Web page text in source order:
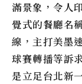
滿景象，令人
覺式的餐廳名
線，主打美墨
球賽轉播等訴
是立足台北新